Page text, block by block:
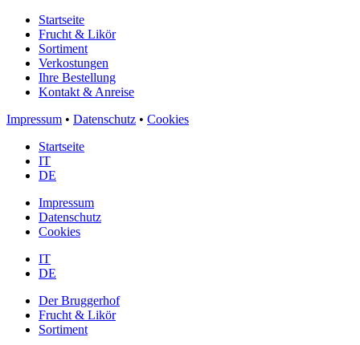
Startseite
Frucht & Likör
Sortiment
Verkostungen
Ihre Bestellung
Kontakt & Anreise
Impressum • Datenschutz • Cookies
Startseite
IT
DE
Impressum
Datenschutz
Cookies
IT
DE
Der Bruggerhof
Frucht & Likör
Sortiment